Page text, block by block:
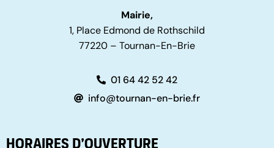
Mairie,
1, Place Edmond de Rothschild
77220 – Tournan-En-Brie
01 64 42 52 42
info@tournan-en-brie.fr
Horaires d’ouverture